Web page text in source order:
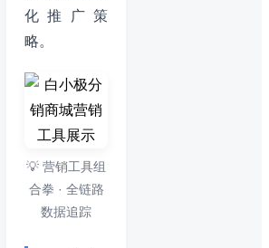
化推广策
略。
💡 营销工具组
合拳 · 全链路
数据追踪